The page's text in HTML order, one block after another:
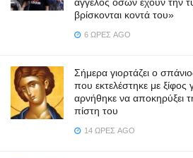
βρίσκονται κοντά του»
6 ΏΡΕΣ AGO
Σήμερα γιορτάζει ο
που εκτελέστηκε με ξίφος
αρνήθηκε να αποκηρύξει
πίστη του
14 ΏΡΕΣ AGO